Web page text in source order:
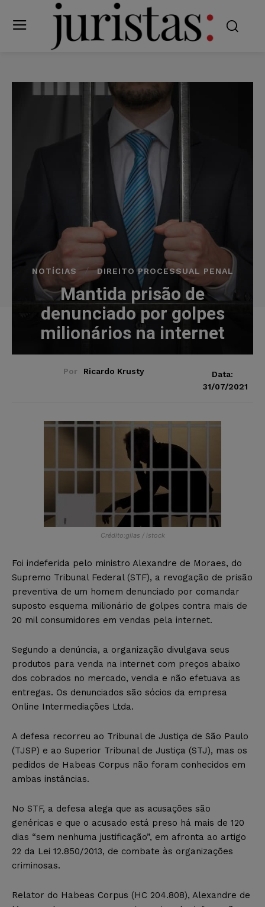
NOTÍCIAS DIREITO PROCESSUAL PENAL
Mantida prisão de
denunciado por golpes
milionários na internet
Por Ricardo Krusty
Data:
31/07/2021
Crédito:gilas / istock
Foi indeferida pelo ministro Alexandre de Moraes, do
Supremo Tribunal Federal (STF), a revogação de prisão
preventiva de um homem denunciado por comandar
suposto esquema milionário de golpes contra mais de
20 mil consumidores em vendas pela internet.
Segundo a denúncia, a organização divulgava seus
produtos para venda na internet com preços abaixo
dos cobrados no mercado, vendia e não efetuava as
entregas. Os denunciados são sócios da empresa
Online Intermediações Ltda.
A defesa recorreu ao Tribunal de Justiça de São Paulo
(TJSP) e ao Superior Tribunal de Justiça (STJ), mas os
pedidos de Habeas Corpus não foram conhecidos em
ambas instâncias.
No STF, a defesa alega que as acusações são
genéricas e que o acusado está preso há mais de 120
dias “sem nenhuma justificação”, em afronta ao artigo
22 da Lei 12.850/2013, de combate às organizações
criminosas.
Relator do Habeas Corpus (HC 204.808), Alexandre de